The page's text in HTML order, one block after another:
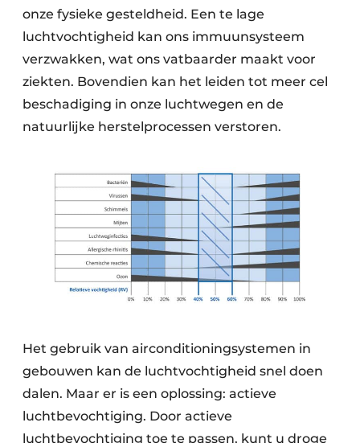
onze fysieke gesteldheid. Een te lage
luchtvochtigheid kan ons immuunsysteem
verzwakken, wat ons vatbaarder maakt voor
ziekten. Bovendien kan het leiden tot meer cel
beschadiging in onze luchtwegen en de
natuurlijke herstelprocessen verstoren.
Het gebruik van airconditioningsystemen in
gebouwen kan de luchtvochtigheid snel doen
dalen. Maar er is een oplossing: actieve
luchtbevochtiging. Door actieve
luchtbevochtiging toe te passen, kunt u droge